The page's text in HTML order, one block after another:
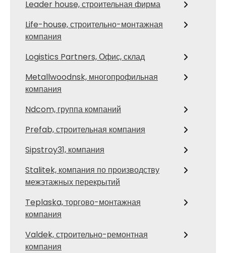
Leader house, строительная фирма
Life-house, строительно-монтажная
компания
Logistics Partners, Офис, склад
Metallwoodnsk, многопрофильная
компания
Ndcom, группа компаний
Prefab, строительная компания
Sipstroy31, компания
Stalitek, компания по производству
межэтажных перекрытий
Teplaska, торгово-монтажная
компания
Valdek, строительно-ремонтная
компания